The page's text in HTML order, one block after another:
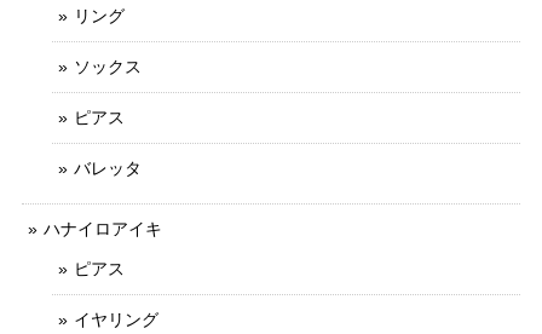
リング
ソックス
ピアス
バレッタ
ハナイロアイキ
ピアス
イヤリング